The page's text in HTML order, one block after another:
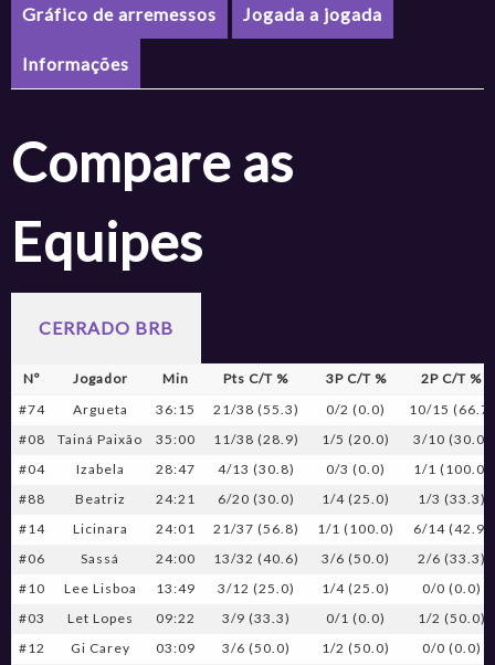
Gráfico de arremessos Jogada a jogada
Informações
Compare as
Equipes
CERRADO BRB
Nº Jogador Min Pts C/T % 3P C/T %
2P C/T %
#74
Argueta 36:15 21/38 (55.3) 0/2 (0.0)
10/15 (66.7)
#08
Tainá Paixão 35:00 11/38 (28.9) 1/5 (20.0)
3/10 (30.0)
#04
Izabela 28:47 4/13 (30.8) 0/3 (0.0)
1/1 (100.0)
#88
Beatriz 24:21 6/20 (30.0) 1/4 (25.0)
1/3 (33.3)
#14
Licinara 24:01 21/37 (56.8) 1/1 (100.0)
6/14 (42.9)
#06
Sassá 24:00 13/32 (40.6) 3/6 (50.0)
2/6 (33.3)
#10
Lee Lisboa 13:49 3/12 (25.0) 1/4 (25.0)
0/0 (0.0)
#03
Let Lopes 09:22 3/9 (33.3) 0/1 (0.0)
1/2 (50.0)
#12
Gi Carey 03:09 3/6 (50.0) 1/2 (50.0) 0/0 (0.0)